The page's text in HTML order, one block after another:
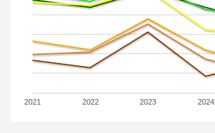
2021 2022 2023 2024